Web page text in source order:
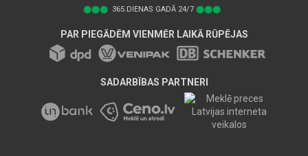
⬤⬤⬤ 365.DIENAS GADĀ 24/7 ⬤⬤⬤
PAR PIEGĀDĒM VIENMĒR LAIKĀ RŪPĒJAS
SADARBĪBAS PARTNERI